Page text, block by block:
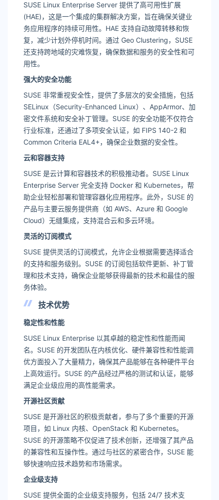
SUSE Linux Enterprise Server 提供了高可用性扩展
(HAE)，这是一个集成的集群解决方案，旨在确保关键业
务应用程序的持续可用性。HAE 支持自动故障转移和恢
复，减少计划外停机时间。通过 Geo Clustering，SUSE
还支持跨地域的灾难恢复，确保数据和服务的安全性和可
用性。
强大的安全功能
SUSE 非常重视安全性，提供了多层次的安全措施，包括
SELinux（Security-Enhanced Linux）、AppArmor、加
密文件系统和安全补丁管理。SUSE 的安全功能不仅符合
行业标准，还通过了多项安全认证，如 FIPS 140-2 和
Common Criteria EAL4+，确保企业数据的安全性。
云和容器支持
SUSE 是云计算和容器技术的积极推动者。SUSE Linux
Enterprise Server 完全支持 Docker 和 Kubernetes，帮
助企业轻松部署和管理容器化应用程序。此外，SUSE 的
产品与主要云服务提供商（如 AWS、Azure 和 Google
Cloud）无缝集成，支持混合云和多云环境。
灵活的订阅模式
SUSE 提供灵活的订阅模式，允许企业根据需要选择适合
的支持和服务级别。SUSE 的订阅包括软件更新、补丁管
理和技术支持，确保企业能够获得最新的技术和最佳的服
务体验。
技术优势
稳定性和性能
SUSE Linux Enterprise 以其卓越的稳定性和性能而闻
名。SUSE 的开发团队在内核优化、硬件兼容性和性能调
优方面投入了大量精力，确保其产品能够在各种硬件平台
上高效运行。SUSE 的产品经过严格的测试和认证，能够
满足企业级应用的高性能需求。
开源社区贡献
SUSE 是开源社区的积极贡献者，参与了多个重要的开源
项目，如 Linux 内核、OpenStack 和 Kubernetes。
SUSE 的开源策略不仅促进了技术创新，还增强了其产品
的兼容性和互操作性。通过与社区的紧密合作，SUSE 能
够快速响应技术趋势和市场需求。
企业级支持
SUSE 提供全面的企业级支持服务，包括 24/7 技术支